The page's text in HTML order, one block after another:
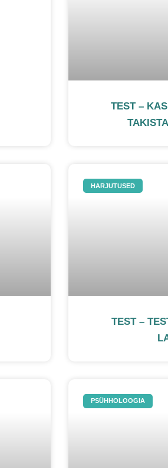
TEST –
HARJUTUSED
TEST –
PSÜHHOLOOGIA